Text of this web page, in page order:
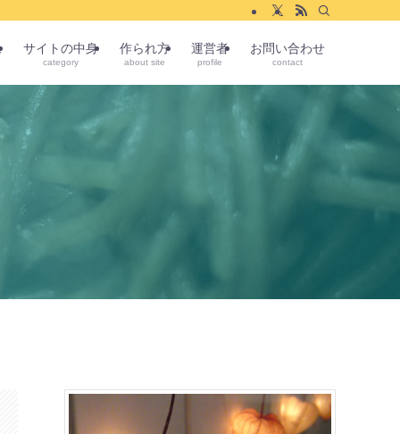
サイトの中身
category
作られ方
about site
運営者
profile
お問い合わせ
contact